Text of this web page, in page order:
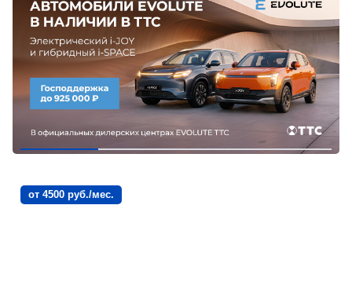
от 4500 руб./мес.